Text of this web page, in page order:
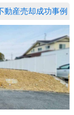
産売却成功事例